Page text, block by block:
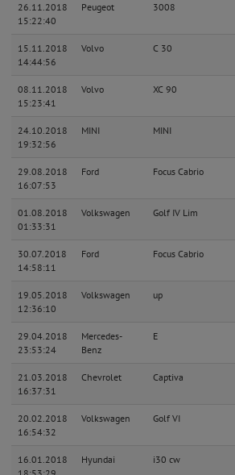
26.11.2018
15:22:40
Peugeot 3008
15.11.2018
14:44:56
Volvo C 30
08.11.2018
15:23:41
Volvo XC 90
24.10.2018
19:32:56
MINI MINI
29.08.2018
16:07:53
Ford Focus Cabrio
01.08.2018
01:33:31
Volkswagen Golf IV Lim
30.07.2018
14:58:11
Ford Focus Cabrio
19.05.2018
12:36:10
Volkswagen up
29.04.2018
23:53:24
Mercedes-
Benz
E
21.03.2018
16:37:31
Chevrolet Captiva
20.02.2018
16:54:32
Volkswagen Golf VI
16.01.2018
Hyundai i30 cw